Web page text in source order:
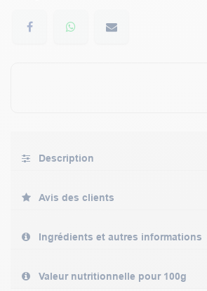
Description
Avis des clients
Ingrédients et autres informations
Valeur nutritionnelle pour 100g